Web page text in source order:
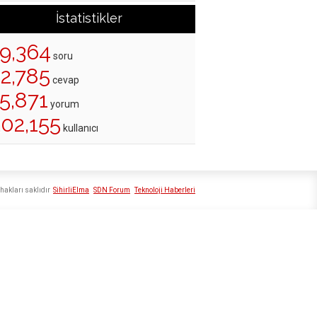
İstatistikler
soru
cevap
yorum
kullanıcı
SihirliElma SDN Forum Teknoloji Haberleri
saklıdır